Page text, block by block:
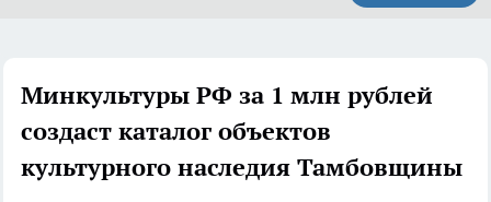
Минкультуры РФ за 1 млн рублей
создаст каталог объектов